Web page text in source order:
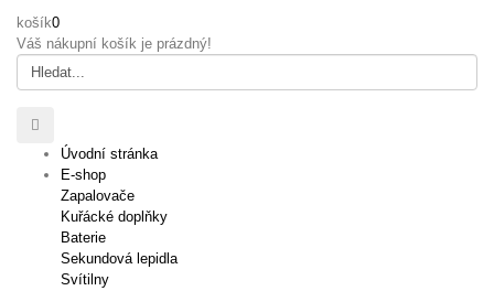
košík0
Váš nákupní košík je prázdný!
Úvodní stránka
E-shop
Zapalovače
Kuřácké doplňky
Baterie
Sekundová lepidla
Svítilny